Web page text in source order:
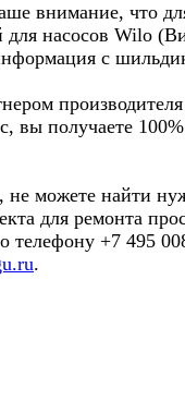
внимание, что
для насосов Wilo
с
вы получаете
не можете найти
для ремонта
телефону +7 495
.